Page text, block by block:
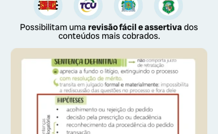
Possibilitam uma revisão fácil e assertivados
conteúdos mais cobrados.